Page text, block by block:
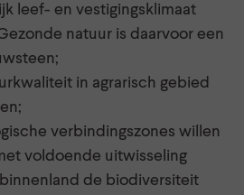
leef- en vestigingsklimaat
natuur is daarvoor een
in agrarisch gebied
verbindingszones willen
voldoende uitwisseling
de biodiversiteit